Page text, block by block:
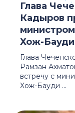
Глава
Рамзан
встречу с
Хож-Бауди ...
Глава
Кадыров
Хож-